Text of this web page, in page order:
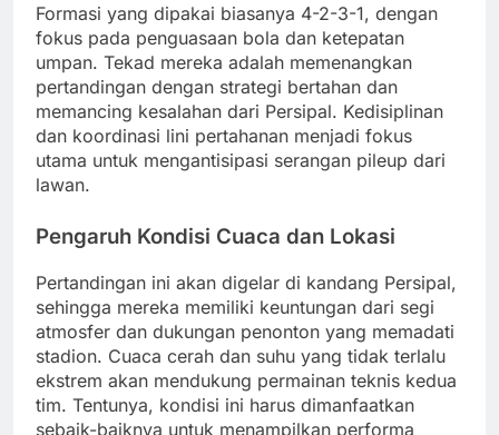
Formasi yang dipakai biasanya 4-2-3-1, dengan
fokus pada penguasaan bola dan ketepatan
umpan. Tekad mereka adalah memenangkan
pertandingan dengan strategi bertahan dan
memancing kesalahan dari Persipal. Kedisiplinan
dan koordinasi lini pertahanan menjadi fokus
utama untuk mengantisipasi serangan pileup dari
lawan.
Pengaruh Kondisi Cuaca dan Lokasi
Pertandingan ini akan digelar di kandang Persipal,
sehingga mereka memiliki keuntungan dari segi
atmosfer dan dukungan penonton yang memadati
stadion. Cuaca cerah dan suhu yang tidak terlalu
ekstrem akan mendukung permainan teknis kedua
tim. Tentunya, kondisi ini harus dimanfaatkan
sebaik-baiknya untuk menampilkan performa